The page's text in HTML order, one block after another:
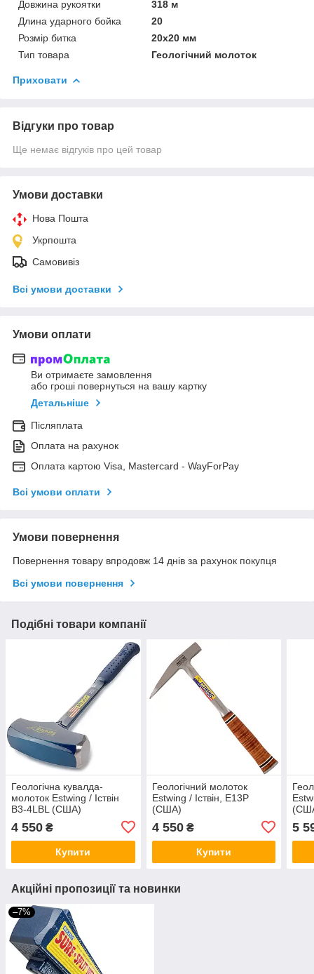
Довжина рукоятки
318 м
Длина ударного бойка
20
Розмір битка
20х20 мм
Тип товара
Геологічний молоток
Приховати
Відгуки про товар
Ще немає відгуків про цей товар
Умови доставки
Нова Пошта
Укрпошта
Самовивіз
Всі умови доставки
Умови оплати
Ви отримаєте замовлення
або гроші повернуться на вашу картку
Детальніше
Післяплата
Оплата на рахунок
Оплата картою Visa, Mastercard - WayForPay
Всі умови оплати
Умови повернення
Повернення товару впродовж 14 днів за рахунок покупця
Всі умови повернення
Подібні товари компанії
Геологічна кувалда-
молоток Estwing / Іствін
B3-4LBL (США)
4 550 ₴
Купити
Геологічний молоток
Estwing / Іствін, E13P
(США)
4 550₴
Купити
5
Акційні пропозиції та новинки
–7%